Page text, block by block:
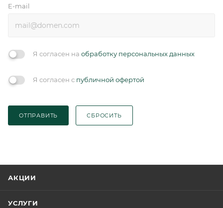
E-mail
Я согласен на обработку персональных данных
Я согласен с публичной офертой
ОТПРАВИТЬ СБРОСИТЬ
АКЦИИ
УСЛУГИ